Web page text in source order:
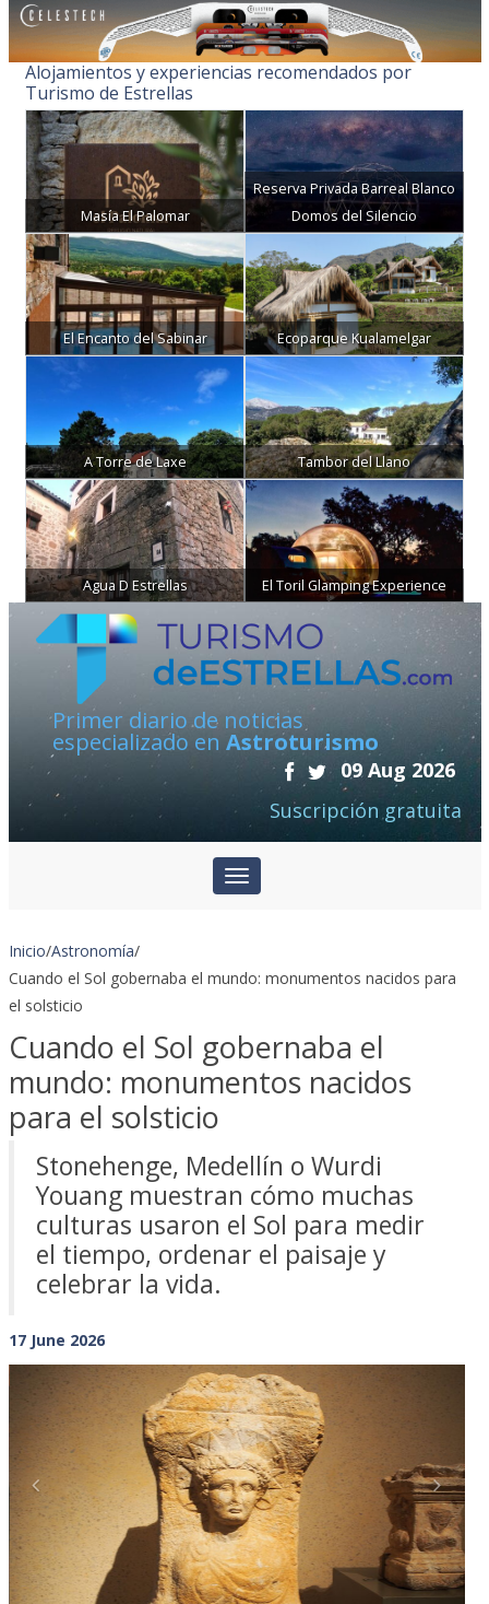
Alojamientos y experiencias recomendados por
Turismo de Estrellas
Masía El Palomar
Reserva Privada Barreal Blanco
Domos del Silencio
El Encanto del Sabinar Ecoparque Kualamelgar
A Torre de Laxe Tambor del Llano
Agua D Estrellas El Toril Glamping Experience
Primer diario de noticias
especializado en Astroturismo
09 Aug 2026
Suscripción gratuita
Inicio/Astronomía/
Cuando el Sol gobernaba el mundo: monumentos nacidos para
el solsticio
Cuando el Sol gobernaba el
mundo: monumentos nacidos
para el solsticio
Stonehenge, Medellín o Wurdi
Youang muestran cómo muchas
culturas usaron el Sol para medir
el tiempo, ordenar el paisaje y
celebrar la vida.
17 June 2026
Previous